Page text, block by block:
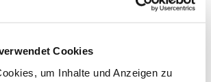
Cookies
um Inhalte und Anzeigen zu
15 und Institute
und Wünsche zu StarMoney Deluxe 15